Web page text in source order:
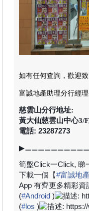
如有任何查詢，歡迎
富誠地產助理分行經理
慈雲山分行地址:
黃大仙慈雲山中心3/
電話: 23287273
▶
筍盤Click一Click, 睇
下載一個【#富誠地
App 有齊更多精彩資
(#Android )
(#los )